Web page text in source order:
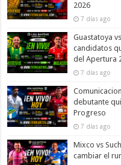
2026
7 días ago
Guastatoya
candidatos
del Apertura
7 días ago
debutante
Progreso
7 días ago
Mixco vs
cambiar el